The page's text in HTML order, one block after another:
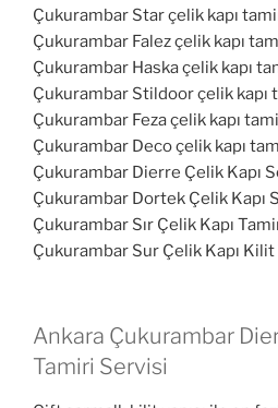
Çukurambar Star çelik kapı
Çukurambar Falez çelik kapı
Çukurambar Haska çelik kapı
Çukurambar Stildoor çelik kapı
Çukurambar Feza çelik kapı
Çukurambar Deco çelik kapı
Çukurambar Dierre Çelik Kapı
Çukurambar Dortek Çelik Kapı
Çukurambar Sır Çelik Kapı
Çukurambar Sur Çelik Kapı
Ankara Çukurambar
Tamiri Servisi